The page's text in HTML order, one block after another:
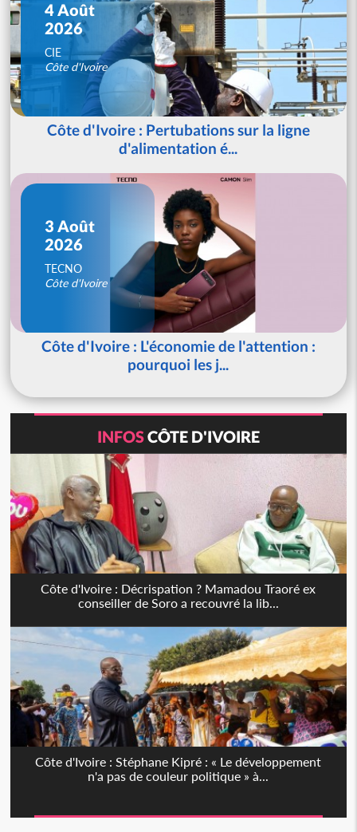
4 Août
2026
CIE
Côte d'Ivoire
Côte d'Ivoire : Pertubations sur la ligne
d'alimentation é...
3 Août
2026
TECNO
Côte d'Ivoire
Côte d'Ivoire : L'économie de l'attention :
pourquoi les j...
INFOSCÔTE D'IVOIRE
Côte d'Ivoire : Décrispation ? Mamadou Traoré ex
conseiller de Soro a recouvré la lib...
Côte d'Ivoire : Stéphane Kipré : « Le développement
n'a pas de couleur politique » à...